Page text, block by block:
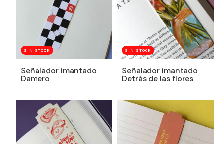
SIN STOCK
Señalador imantado
Damero
SIN STOCK
Señalador imantado
Detrás de las flores